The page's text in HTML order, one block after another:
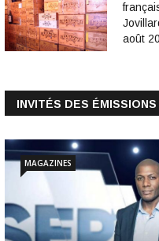
août
INVITÉS DES ÉMISSIONS
MAGAZINES